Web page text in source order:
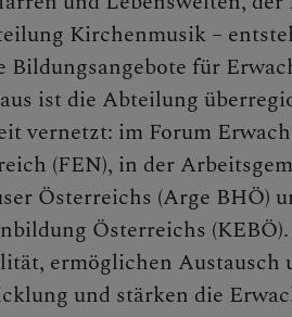
Kirchenmusik –
Bildungsangebote für
ist die Abteilung
vernetzt: im Forum
(FEN), in der
Österreichs (Arge BHÖ)
Österreichs
ermöglichen Austausch
und stärken die